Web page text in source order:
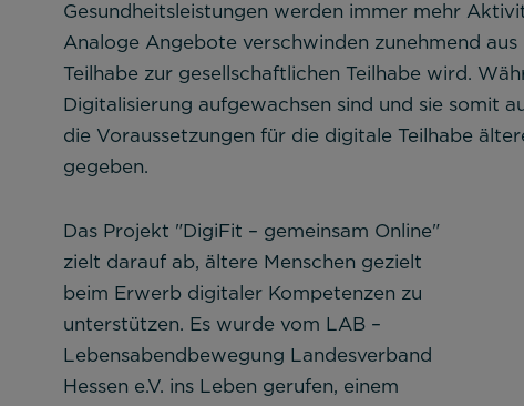
Gesundheitsleistungen werden immer mehr
Analoge Angebote verschwinden zunehmend
Teilhabe zur gesellschaftlichen Teilhabe wird.
Digitalisierung aufgewachsen sind und sie somit
die Voraussetzungen für die digitale Teilhabe
gegeben.
Das Projekt "DigiFit – gemeinsam Online"
zielt darauf ab, ältere Menschen gezielt
beim Erwerb digitaler Kompetenzen zu
unterstützen. Es wurde vom LAB –
Lebensabendbewegung Landesverband
Hessen e.V. ins Leben gerufen, einem
Notwendig
Diese werden für die Grundfunktionen der
sichere Bereiche unserer Website
Cookie Informationen anzeigen